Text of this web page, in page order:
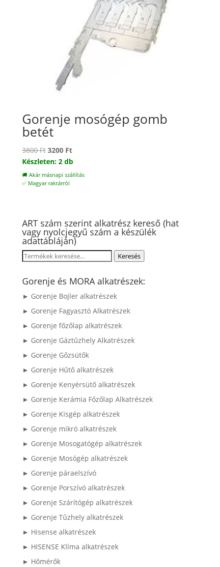
Gorenje mosógép gomb
betét
3800Ft Original
price
was:
3800 Ft.
3200 FtCurrent
price
is:
Készleten: 2 db
🚚 Akár másnapi szállítás
✅ Magyar raktárról
ART szám szerint alkatrész kereső (hat
vagy nyolcjegyű szám a készülék
adattábláján)
Keresés
következőre:
Keresés
Gorenje és MORA alkatrészek:
► Gorenje Bojler alkatrészek
► Gorenje Fagyasztó Alkatrészek
► Gorenje főzőlap alkatrészek
► Gorenje Gáztűzhely Alkatrészek
► Gorenje Gőzsütők
► Gorenje Hűtő alkatrészek
► Gorenje Kenyérsütő alkatrészek
► Gorenje Kerámia Főzőlap Alkatrészek
► Gorenje Kisgép alkatrészek
► Gorenje mikró alkatrészek
► Gorenje Mosogatógép alkatrészek
► Gorenje Mosógép alkatrészek
► Gorenje páraelszívó
► Gorenje Porszívó alkatrészek
► Gorenje Szárítógép alkatrészek
► Gorenje Tűzhely alkatrészek
► Hisense alkatrészek
► HISENSE Klíma alkatrészek
► Hőmérők